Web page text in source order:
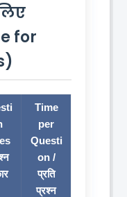
for
Time
per
Questi
on /
प्रति
प्रश्न